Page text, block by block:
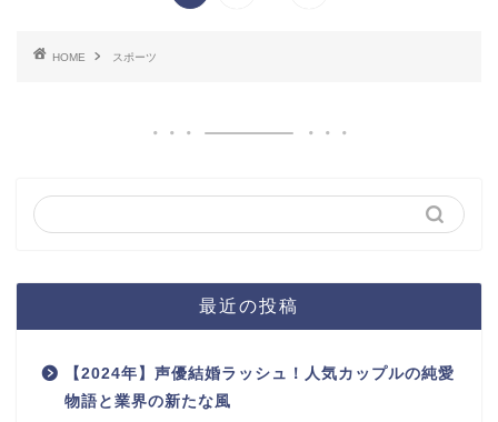
HOME スポーツ
最近の投稿
【2024年】声優結婚ラッシュ！人気カップルの純愛
物語と業界の新たな風